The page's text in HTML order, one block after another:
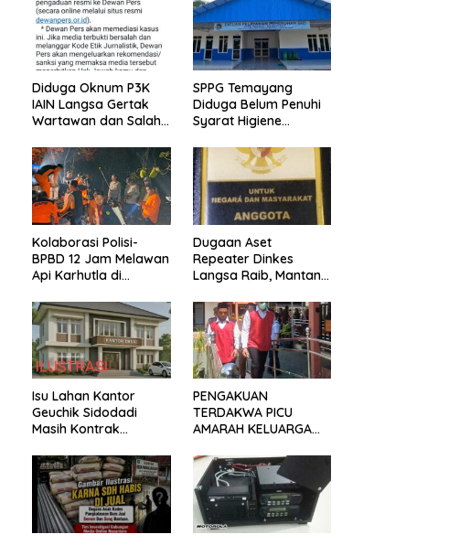
Diduga Oknum P3K
IAIN Langsa Gertak
Wartawan dan Salah
Klarifikasi ke Media
SPPG Temayang
Diduga Belum Penuhi
Syarat Higiene
Publik
Kolaborasi Polisi-
BPBD 12 Jam Melawan
Api Karhutla di
Dugaan Aset
Repeater Dinkes
Langsa Raib, Mantan
Penegak Hukum
Bergerak
Isu Lahan Kantor
Geuchik Sidodadi
Masih Kontrak
Penjelasan Perangkat
Desa
PENGAKUAN
TERDAKWA PICU
AMARAH KELUARGA
PECAH SETELAH
SIDANG TUNTUTAN
DITUNDA